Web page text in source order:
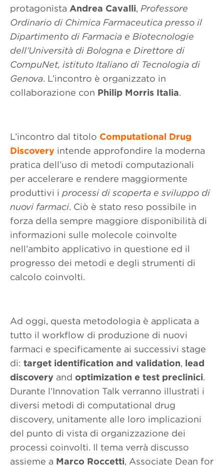
protagonista Andrea Cavalli, Professore
Ordinario di Chimica Farmaceutica presso il
Dipartimento di Farmacia e Biotecnologie
dell’Università di Bologna e Direttore di
CompuNet, istituto Italiano di Tecnologia di
Genova. L’incontro è organizzato in
collaborazione con Philip Morris Italia.
L’incontro dal titolo Computational Drug
Discovery intende approfondire la moderna
pratica dell’uso di metodi computazionali
per accelerare e rendere maggiormente
produttivi i processi di scoperta e sviluppo di
nuovi farmaci. Ciò è stato reso possibile in
forza della sempre maggiore disponibilità di
informazioni sulle molecole coinvolte
nell’ambito applicativo in questione ed il
progresso dei metodi e degli strumenti di
calcolo coinvolti.
Ad oggi, questa metodologia è applicata a
tutto il workflow di produzione di nuovi
farmaci e specificamente ai successivi stage
di: target identification and validation, lead
discovery and optimization e test preclinici.
Durante l’Innovation Talk verranno illustrati i
diversi metodi di computational drug
discovery, unitamente alle loro implicazioni
del punto di vista di organizzazione dei
processi coinvolti. Il tema verrà discusso
assieme a Marco Roccetti, Associate Dean for